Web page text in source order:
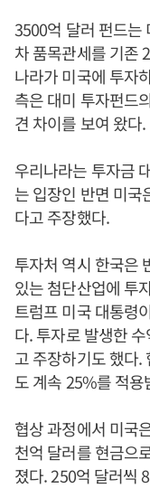
3500억 달러 펀드는
차 품목관세를 기존
나라가 미국에 투자
측은 대미 투자펀드
견 차이를 보여 왔다.
우리나라는 투자금
는 입장인 반면 미국
다고 주장했다.
투자처 역시 한국은
있는 첨단산업에 투
트럼프 미국 대통령
다. 투자로 발생한
고 주장하기도 했다.
도 계속 25%를 적용
협상 과정에서 미국
천억 달러를 현금으
졌다. 250억 달러씩